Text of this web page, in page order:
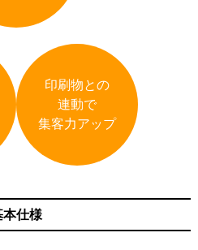
印刷物との
連動で
集客力アップ
本仕様